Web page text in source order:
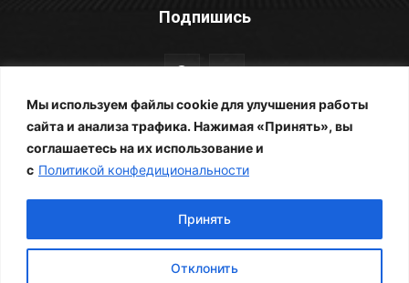
Мы используем файлы cookie для улучшения работы
сайта и анализа трафика. Нажимая «Принять», вы
соглашаетесь на их использование и
с Политикой конфедициональности
Отклонить
Принять
Подпишись
© Новости Саратова 2014-2025